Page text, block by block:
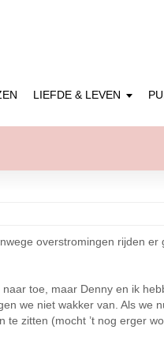
LIEFDE & LEVEN
overstromingen rijden er
toe, maar Denny en ik
we niet wakker van. Als we
zitten (mocht ’t nog erger